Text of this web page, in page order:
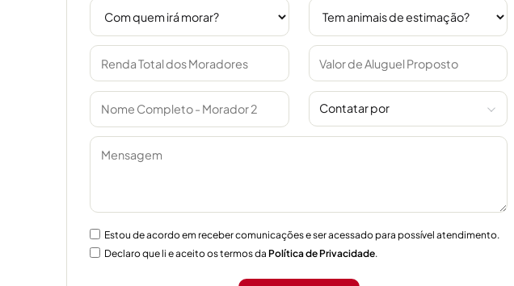
Contatar por
Estou de acordo em receber comunicações e ser acessado para possível atendimento.
Declaro que li e aceito os termos da Política de Privacidade.